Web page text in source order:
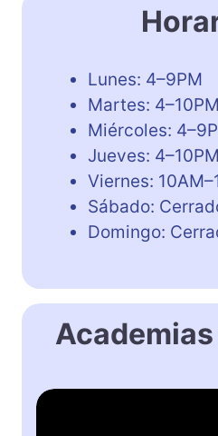
Lunes: 4–9PM
Martes: 4–10PM
Miércoles:
Jueves: 4–10PM
Viernes:
Sábado:
Domingo:
B